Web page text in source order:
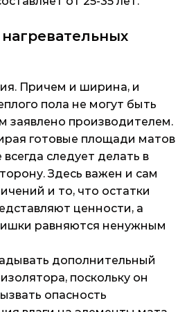
Причем и ширина, и
пола не могут быть
заявлено производителем.
готовые площади матов
всегда следует делать в
Здесь важен и сам
и то, что остатки
ценности, а
равняются ненужным
дополнительный
поскольку он
опасность